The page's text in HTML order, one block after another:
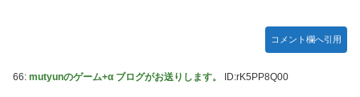
コメント欄へ引用
66: mutyunのゲーム+α ブログがお送りします。 ID:rK5PP8Q00